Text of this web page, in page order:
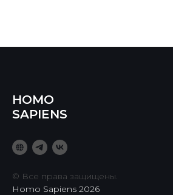
HOMO
SAPIENS
© Все права защищены.
Homo Sapiens 2026